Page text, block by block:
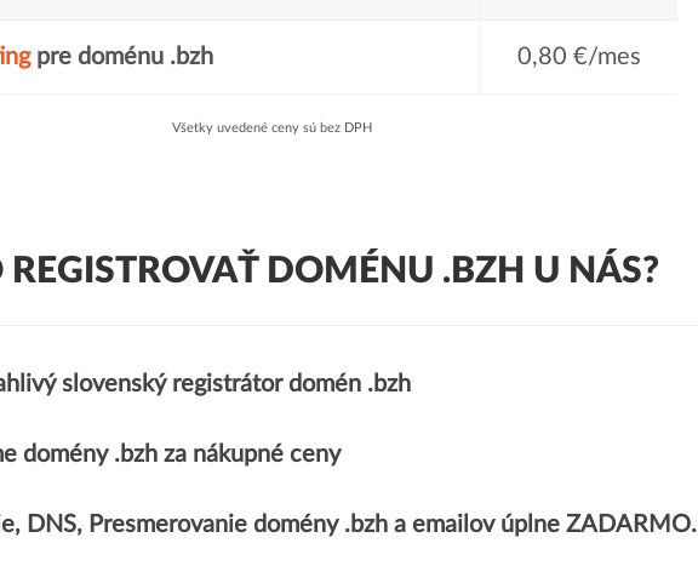
pre doménu .bzh 0,80 €/mes
Všetky uvedené ceny sú bez DPH
REGISTROVAŤ DOMÉNU .BZH U NÁS?
slovenský registrátor domén .bzh
domény .bzh za nákupné ceny
DNS, Presmerovanie domény .bzh a emailov úplne ZADARMO.